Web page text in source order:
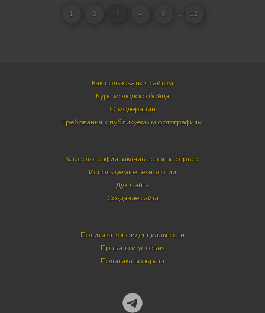
1 2 3 4 5 ... 12
Как пользоваться сайтом
Курс молодого бойца
О модерации
Требования к публикуемым фотографиям
Как фотографии закачиваются на сервер
Используемые технологии
Дух Сайта
Создание сайта
Политика конфиденциальности
Правила и условия
Политика возврата